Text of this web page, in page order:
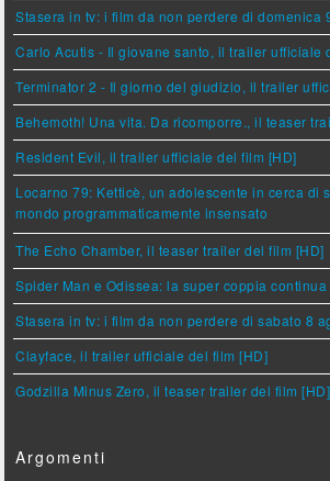
Stasera in tv: i film da non perdere di domenica
Carlo Acutis - Il giovane santo, il trailer ufficiale
Terminator 2 - Il giorno del giudizio, il trailer
Behemoth! Una vita. Da ricomporre., il teaser
Resident Evil, il trailer ufficiale del film [HD]
Locarno 79: Ketticè, un adolescente in cerca di
mondo programmaticamente insensato
The Echo Chamber, il teaser trailer del film [HD]
Spider Man e Odissea: la super coppia continua
Stasera in tv: i film da non perdere di sabato 8
Clayface, il trailer ufficiale del film [HD]
Godzilla Minus Zero, il teaser trailer del film [HD]
Argomenti